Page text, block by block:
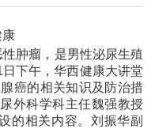
康
肿瘤，是男性泌尿生殖
下午，华西健康大讲堂
癌的相关知识及防治措
外科学科主任魏强教授
的相关内容。刘振华副